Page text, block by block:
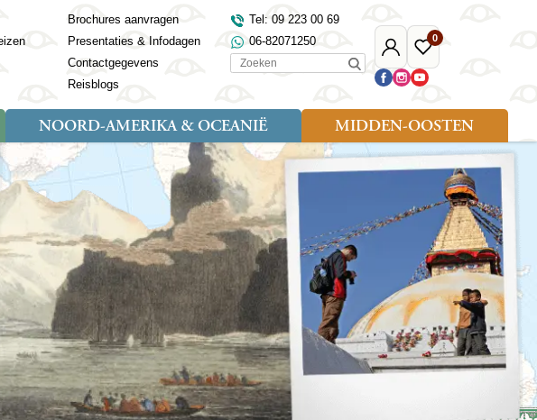
Mijn
Djoser
0
Favoriete
reizen
Brochures aanvragen
Presentaties & Infodagen
Contactgegevens
Reisblogs
Tel: 09 223 00 69
06-82071250
Zoeken
Herzegovina
Griekenland
IJsland
Ierland
Italië
Kaapverdië
Kosovo
Kroatië
Lapland
Letland
Litouwen
Madeira
Montenegro
Noorwegen
Polen
Portugal
Roemenië
Sardinië
Schotland
Servië
Spanje
Turkije
Verenigd Koninkrijk
Wales
42
Landen
Bangladesh
Bhutan
Cambodja
China
Filipijnen
India
Indochina
Indonesië
Japan
Jordanië
Kazachstan
Kirgizië
Laos
Maleisië
Mongolië
Nepal
Oezbekistan
Singapore
Sri Lanka
Taiwan
Tibet
Turkmenistan
Vietnam
Zijderoute
Zuid-Korea
NOORD-AMERIKA & OCEANIË
Soort reizen
Rondreis (7)
Familiereis (2)
Landen
Alaska
Australië
Canada
Nieuw-Zeeland
Verenigde Staten
MIDDEN-OOSTEN
Soort reizen
Rondreis (18)
Familiereis (9)
Fietsreis (1)
Wandelreis (3)
Cultuur (8)
Landen
Marokko
Oman
Saoedi-Arabië
Tunesië